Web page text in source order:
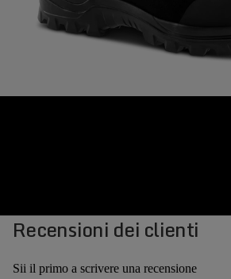
Recensioni dei clienti
Sii il primo a scrivere una recensione